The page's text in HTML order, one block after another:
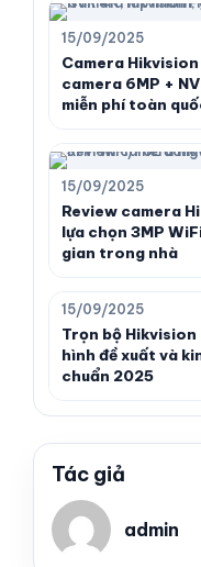
15/09/2025
Camera
camera 6MP +
miễn phí toàn
15/09/2025
Review camera
lựa chọn 3MP
gian trong nhà
15/09/2025
Trọn bộ
hình đề xuất và
chuẩn 2025
Tác giả
admin